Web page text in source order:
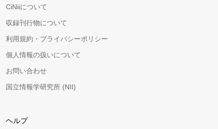
CiNiiについて
収録刊行物について
利用規約・プライバシーポリシー
個人情報の扱いについて
お問い合わせ
国立情報学研究所 (NII)
ヘルプ